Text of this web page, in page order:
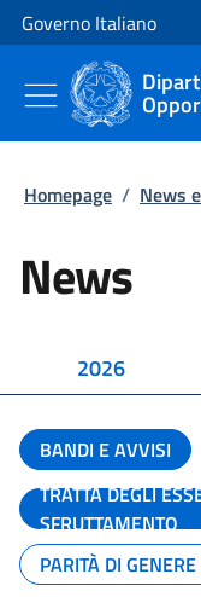
Vai al contenuto
Vai alla navigazione del
Governo Italiano
Homepage / News
News
2026
BANDI E AVVISI
TRATTA DEGLI
SFRUTTAMENTO
PARITÀ DI